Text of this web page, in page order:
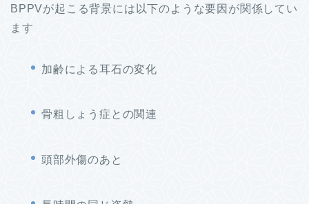
BPPVが起こる背景には以下のような要因が関係してい
ます
加齢による耳石の変化
骨粗しょう症との関連
頭部外傷のあと